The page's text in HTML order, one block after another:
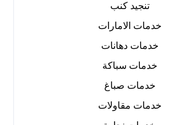
تنجيد كنب
خدمات الامارات
خدمات دهانات
خدمات سباكة
خدمات صباغ
خدمات مقاولات